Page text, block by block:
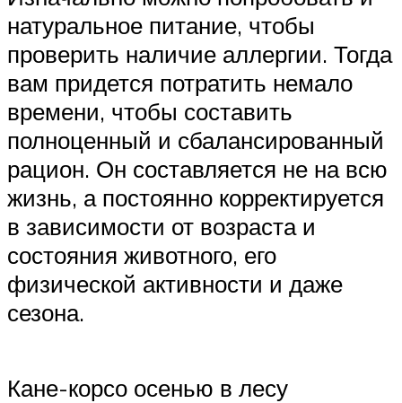
натуральное питание, чтобы
проверить наличие аллергии. Тогда
вам придется потратить немало
времени, чтобы составить
полноценный и сбалансированный
рацион. Он составляется не на всю
жизнь, а постоянно корректируется
в зависимости от возраста и
состояния животного, его
физической активности и даже
сезона.
Кане-корсо осенью в лесу